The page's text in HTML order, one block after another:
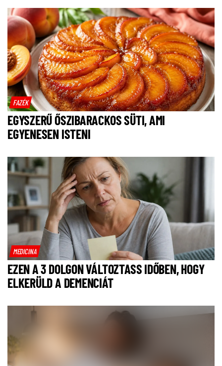
FAZÉK
EGYSZERŰ ŐSZIBARACKOS SÜTI, AMI
EGYENESEN ISTENI
MEDICINA
EZEN A 3 DOLGON VÁLTOZTASS IDŐBEN, HOGY
ELKERÜLD A DEMENCIÁT